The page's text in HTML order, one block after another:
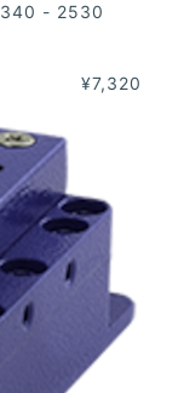
- 2530
¥7,320